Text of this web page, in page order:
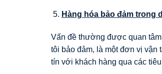
Hàng hóa bảo đảm trong
Vấn đề thường được quan
tôi bảo đảm, là một đơn vị vận
tín với khách hàng qua các